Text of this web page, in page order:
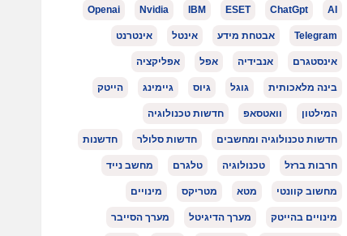
AI
ChatGpt
ESET
IBM
Nvidia
Openai
Telegram אבטחת מידע אינטל אינטרנט
אינסטגרם אנבידיה אפל אפליקציה
בינה מלאכותית גוגל גיוס גיימינג הייטק
המילטון וואטסאפ חדשות טכנולוגיה
חדשות טכנולוגיה ומחשבים חדשות סלולר חדשנות
חרבות ברזל טכנולוגיה טלגרם מחשב נייד
מחשוב קוונטי מטא מטריקס מינויים
מינויים בהייטק מערך הדיגיטל מערך הסייבר